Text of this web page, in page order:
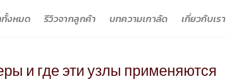
งหมด รีวิวจากลูกค้า บทความเกาลัด เกี่ยวกับเรา
и где эти узлы применяются